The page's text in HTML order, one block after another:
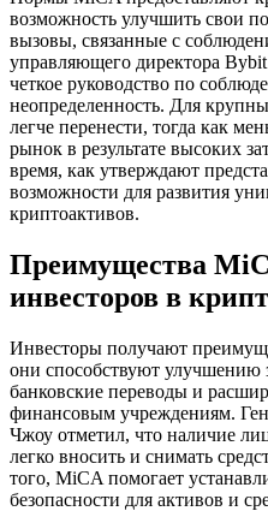
возможность улучшить свои
вызовы, связанные с
управляющего директора
четкое руководство по
неопределенность. Для
легче перенести, тогда как
рынок в результате высоких
время, как утверждают
возможности для развития
криптоактивов.
Преимущества
инвесторов в
Инвесторы получают
они способствуют
банковские переводы и
финансовым учреждениям.
Чжоу отметил, что наличие
легко вносить и снимать
того, MiCA помогает
безопасности для активов и